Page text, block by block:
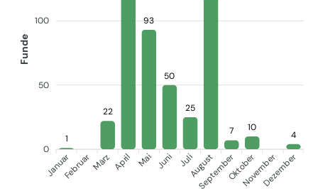
100
50
0
Funde
1
22
93
50
25
7 10
4
JanuarFebruarMärz April Mai Juni JuliAugust
SeptemberOktoberNovemberDezember